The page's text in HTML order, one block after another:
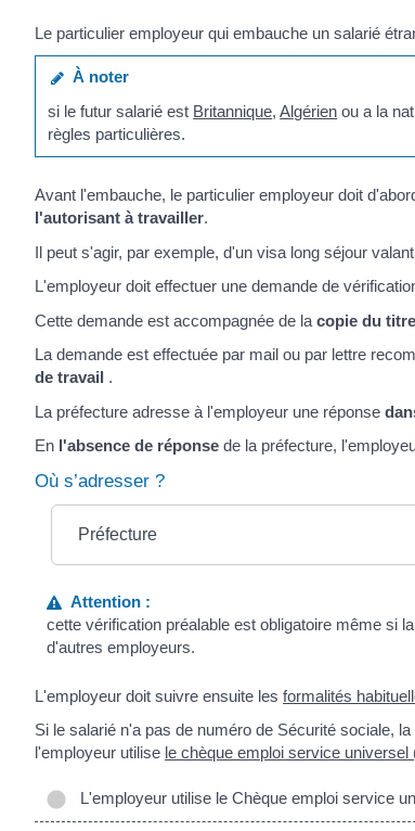
Le particulier employeur qui embauche un salarié
À noter
si le futur salarié est Britannique,Algérien ou a la
règles particulières.
Avant l'embauche, le particulier employeur doit
l'autorisant à travailler.
Il peut s'agir, par exemple, d'un visa long séjour
L'employeur doit effectuer une demande de
Cette demande est accompagnée de la copie du
La demande est effectuée par mail ou par lettre
de travail .
La préfecture adresse à l'employeur une réponse
En l'absence de réponse de la préfecture,
Où s’adresser ?
Préfecture
Attention :
cette vérification préalable est obligatoire même si
d'autres employeurs.
L'employeur doit suivre ensuite les formalités
Si le salarié n'a pas de numéro de Sécurité sociale,
l'employeur utilise le chèque emploi service universel
L'employeur utilise le Chèque emploi service